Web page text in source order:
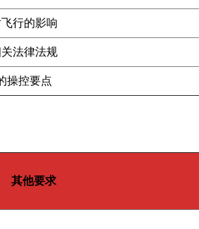
行的影响
法律法规
操控要点
其他要求